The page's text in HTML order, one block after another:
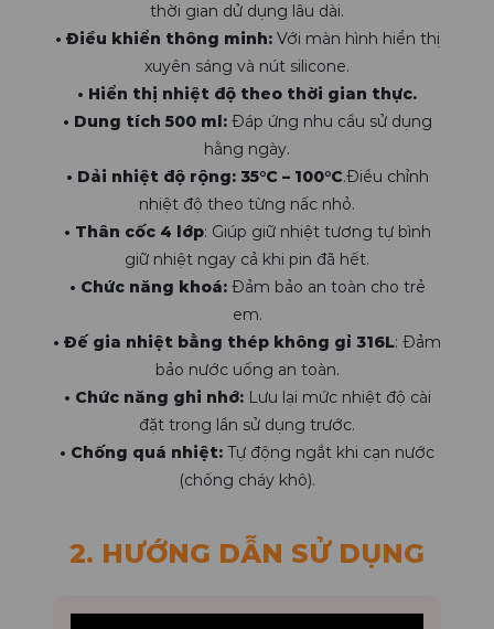
thời gian dử dụng lâu dài.
• Điều khiển thông minh:Với màn hình hiển thị
xuyên sáng và nút silicone.
• Hiển thị nhiệt độ theo thời gian thực.
• Dung tích 500 ml:Đáp ứng nhu cầu sử dụng
hằng ngày.
• Dải nhiệt độ rộng: 35°C – 100°C.Điều chỉnh
nhiệt độ theo từng nấc nhỏ.
• Thân cốc 4 lớp: Giúp giữ nhiệt tương tự bình
giữ nhiệt ngay cả khi pin đã hết.
• Chức năng khoá:Đảm bảo an toàn cho trẻ
em.
• Đế gia nhiệt bằng thép không gỉ 316L: Đảm
bảo nước uống an toàn.
• Chức năng ghi nhớ:Lưu lại mức nhiệt độ cài
đặt trong lần sử dụng trước.
• Chống quá nhiệt: Tự động ngắt khi cạn nước
(chống cháy khô).
2. HƯỚNG DẪN SỬ DỤNG